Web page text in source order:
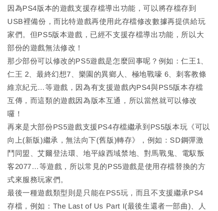
因為PS4版本的遊戲支援存檔導出功能，可以將存檔存到
USB裡備份，而比特遊戲再使用此存檔修改數據再提供給玩
家們。但PS5版本遊戲，已經不支援存檔導出功能，所以大
部份的遊戲無法修改！
那少部份可以修改的PS5遊戲是怎麼回事呢？例如：仁王1、
仁王 2、最終幻想7、樂園的異鄉人、極地戰嚎 6、刺客教條
維京紀元…等遊戲，因為有支援遊戲內PS4與PS5版本存檔
互傳，而這類的遊戲因為版本互通，所以當然就可以修改
囉！
再來是大部份PS5遊戲支援PS4存檔繼承到PS5版本玩《可以
向上(新版)繼承，無法向下(舊版)轉存》，例如：SD鋼彈激
鬥同盟、艾爾登法環、地平線西域禁地、對馬戰鬼、電馭叛
客2077…等遊戲，所以常見的PS5遊戲是使用存檔替換的方
式來服務玩家們。
最後一種遊戲類型則是只能在PS5玩，而且不支援繼承PS4
存檔，例如：The Last of Us Part I(最後生還者一部曲)、人